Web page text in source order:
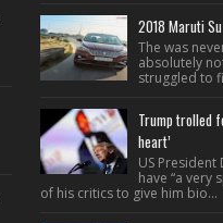
2018 Maruti
The was
absolutely
struggled to
Trump trolled
heart’
US
have “a very
of his critics to give him bio...